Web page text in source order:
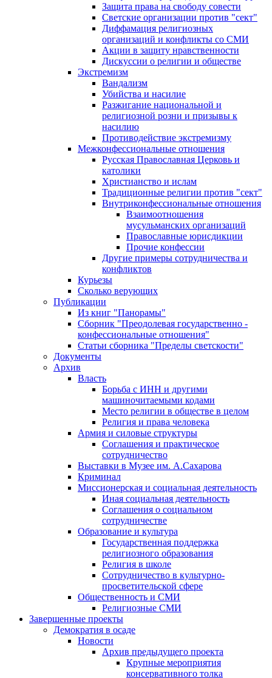
Защита права на свободу совести
Светские организации против "сект"
Диффамация религиозных
организаций и конфликты со СМИ
Акции в защиту нравственности
Дискуссии о религии и обществе
Экстремизм
Вандализм
Убийства и насилие
Разжигание национальной и
религиозной розни и призывы к
насилию
Противодействие экстремизму
Межконфессиональные отношения
Русская Православная Церковь и
католики
Христианство и ислам
Традиционные религии против "сект"
Внутриконфессиональные отношения
Взаимоотношения
мусульманских организаций
Православные юрисдикции
Прочие конфессии
Другие примеры сотрудничества и
конфликтов
Курьезы
Сколько верующих
Публикации
Из книг "Панорамы"
Сборник "Преодолевая государственно -
конфессиональные отношения"
Статьи сборника "Пределы светскости"
Документы
Архив
Власть
Борьба с ИНН и другими
машиночитаемыми кодами
Место религии в обществе в целом
Религия и права человека
Армия и силовые структуры
Соглашения и практическое
сотрудничество
Выставки в Музее им. А.Сахарова
Криминал
Миссионерская и социальная деятельность
Иная социальная деятельность
Соглашения о социальном
сотрудничестве
Образование и культура
Государственная поддержка
религиозного образования
Религия в школе
Сотрудничество в культурно-
просветительской сфере
Общественность и СМИ
Религиозные СМИ
Завершенные проекты
Демократия в осаде
Новости
Архив предыдущего проекта
Крупные мероприятия
консервативного толка